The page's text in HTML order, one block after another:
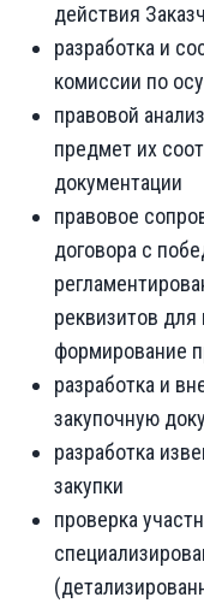
действия
разработка и
комиссии по
правовой
предмет их
документации
правовое
договора с
реквизитов для
формирование
разработка и
закупочную
разработка
закупки
проверка